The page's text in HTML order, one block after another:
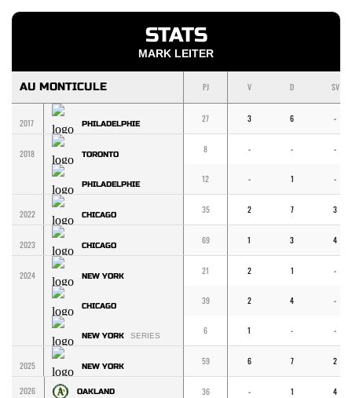
STATS
MARK LEITER
AU MONTICULE PJ V D SV
2017 PHILADELPHIE 27 3 6 -
2018 TORONTO 8 - - -
PHILADELPHIE 12 - 1 -
2022 CHICAGO 35 2 7 3
2023 CHICAGO 69 1 3 4
2024 NEW YORK 21 2 1 -
CHICAGO 39 2 4 -
NEW YORK SERIES 6 1 - -
2025 NEW YORK 59 6 7 2
2026 OAKLAND 36 - 1 4